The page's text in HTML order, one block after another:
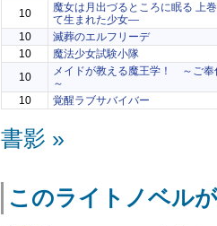
10
魔女は月出づるところに眠る
て生まれた少女―
10
滅葬のエルフリーデ
10
魔法少女試験小隊
10
メイドが教える魔王学！ ～ご奉
～
10
覚醒ラブサバイバー
書影 »
このライトノベル